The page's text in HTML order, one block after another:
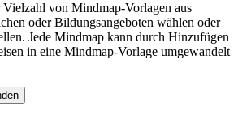
Vielzahl von Mindmap-Vorlagen aus
oder Bildungsangeboten wählen oder
Jede Mindmap kann durch Hinzufügen
in eine Mindmap-Vorlage umgewandelt